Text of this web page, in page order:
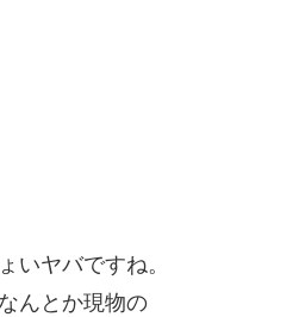
いヤバですね。
んとか現物の